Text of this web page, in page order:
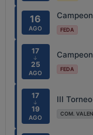
16
AGO FEDA
17
↓
25
AGO
FEDA
17
↓
19
AGO
III
COM.